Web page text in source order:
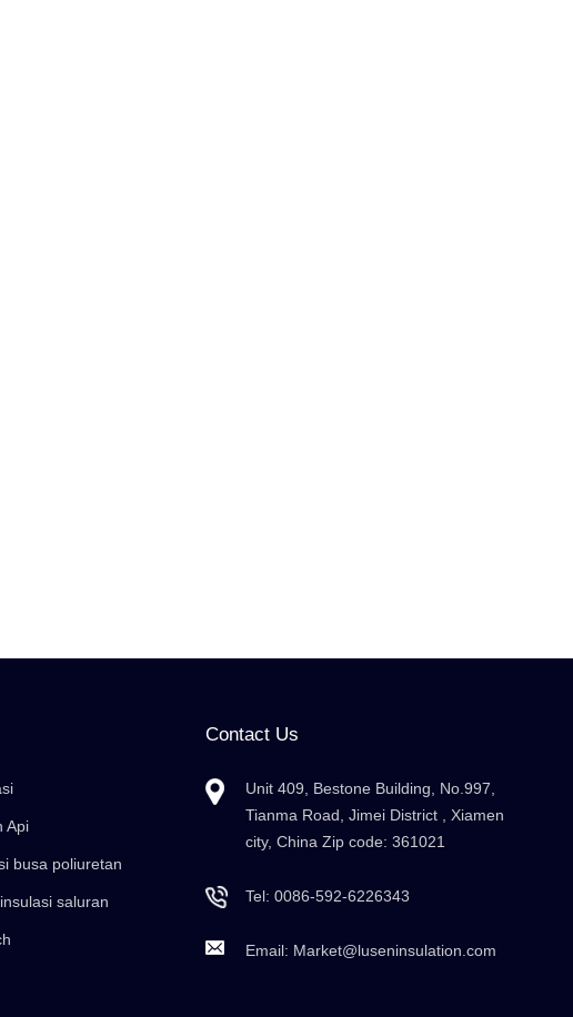
Api
busa poliuretan
saluran
Contact Us
Unit 409, Bestone Building, No.997,
Tianma Road, Jimei District , Xiamen
city, China Zip code: 361021
Tel:0086-592-6226343
Email: Market@luseninsulation.com